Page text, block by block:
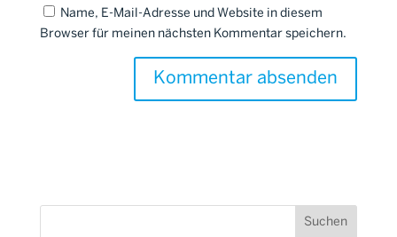
Name, E-Mail-Adresse und Website in diesem
Browser für meinen nächsten Kommentar speichern.